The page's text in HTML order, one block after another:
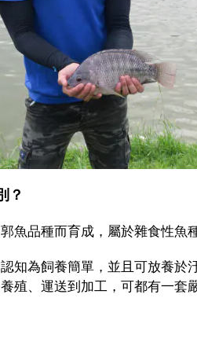
？
魚品種而育成，屬於雜食性魚
知為飼養簡單，並且可放養
殖、運送到加工，可都有一